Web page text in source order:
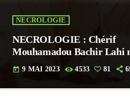
NECROLOGIE
NECROLOGIE : Chérif
Mouhamadou Bachir Lahi
today 9 MAI 2023 4533 81